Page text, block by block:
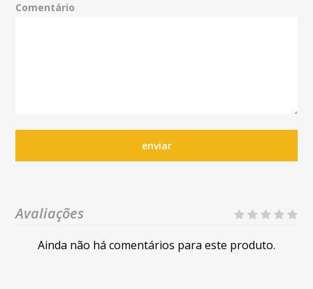
Comentário
enviar
Avaliações
Ainda não há comentários para este produto.